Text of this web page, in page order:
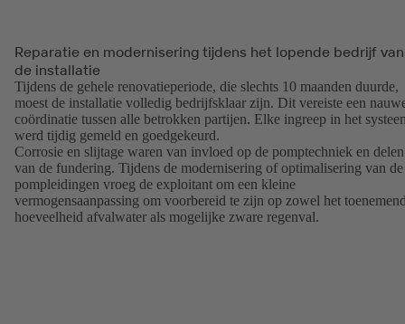
Reparatie en modernisering tijdens het lopende bedrijf van
de installatie
Tijdens de gehele renovatieperiode, die slechts 10 maanden duurde,
moest de installatie volledig bedrijfsklaar zijn. Dit vereiste een
coördinatie tussen alle betrokken partijen. Elke ingreep in het
werd tijdig gemeld en goedgekeurd.
Corrosie en slijtage waren van invloed op de pomptechniek en delen
van de fundering. Tijdens de modernisering of optimalisering van de
pompleidingen vroeg de exploitant om een kleine
vermogensaanpassing om voorbereid te zijn op zowel het
hoeveelheid afvalwater als mogelijke zware regenval.